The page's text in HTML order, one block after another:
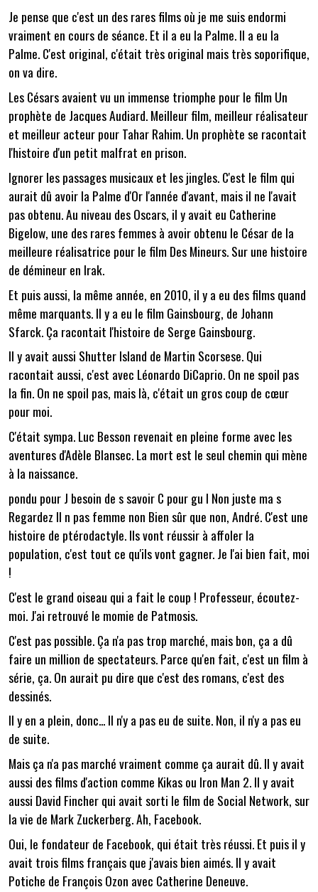
Je pense que c'est un des rares films où je me suis endormi
vraiment en cours de séance. Et il a eu la Palme. Il a eu la
Palme. C'est original, c'était très original mais très soporifique,
on va dire.
Les Césars avaient vu un immense triomphe pour le film Un
prophète de Jacques Audiard. Meilleur film, meilleur réalisateur
et meilleur acteur pour Tahar Rahim. Un prophète se racontait
l'histoire d'un petit malfrat en prison.
Ignorer les passages musicaux et les jingles. C'est le film qui
aurait dû avoir la Palme d'Or l'année d'avant, mais il ne l'avait
pas obtenu. Au niveau des Oscars, il y avait eu Catherine
Bigelow, une des rares femmes à avoir obtenu le César de la
meilleure réalisatrice pour le film Des Mineurs. Sur une histoire
de démineur en Irak.
Et puis aussi, la même année, en 2010, il y a eu des films quand
même marquants. Il y a eu le film Gainsbourg, de Johann
Sfarck. Ça racontait l'histoire de Serge Gainsbourg.
Il y avait aussi Shutter Island de Martin Scorsese. Qui
racontait aussi, c'est avec Léonardo DiCaprio. On ne spoil pas
la fin. On ne spoil pas, mais là, c'était un gros coup de cœur
pour moi.
C'était sympa. Luc Besson revenait en pleine forme avec les
aventures d'Adèle Blansec. La mort est le seul chemin qui mène
à la naissance.
pondu pour J besoin de s savoir C pour gu l Non juste ma s
Regardez Il n pas femme non Bien sûr que non, André. C'est une
histoire de ptérodactyle. Ils vont réussir à affoler la
population, c'est tout ce qu'ils vont gagner. Je l'ai bien fait, moi
!
C'est le grand oiseau qui a fait le coup ! Professeur, écoutez-
moi. J'ai retrouvé le momie de Patmosis.
C'est pas possible. Ça n'a pas trop marché, mais bon, ça a dû
faire un million de spectateurs. Parce qu'en fait, c'est un film à
série, ça. On aurait pu dire que c'est des romans, c'est des
dessinés.
Il y en a plein, donc... Il n'y a pas eu de suite. Non, il n'y a pas eu
de suite.
Mais ça n'a pas marché vraiment comme ça aurait dû. Il y avait
aussi des films d'action comme Kikas ou Iron Man 2. Il y avait
aussi David Fincher qui avait sorti le film de Social Network, sur
la vie de Mark Zuckerberg. Ah, Facebook.
Oui, le fondateur de Facebook, qui était très réussi. Et puis il y
avait trois films français que j'avais bien aimés. Il y avait
Potiche de François Ozon avec Catherine Deneuve.